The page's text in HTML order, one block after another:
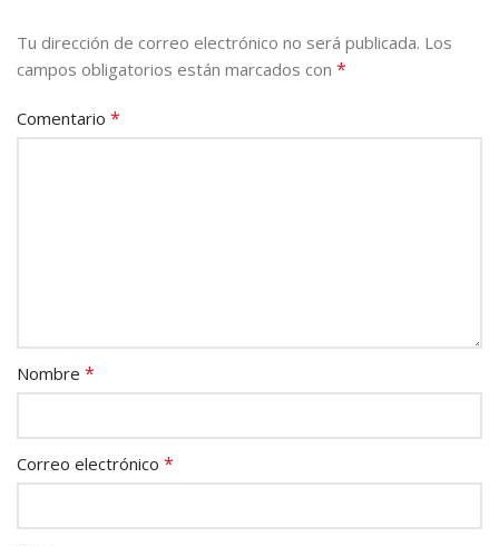
Tu dirección de correo electrónico no será publicada. Los
campos obligatorios están marcados con *
Comentario *
Nombre *
Correo electrónico *